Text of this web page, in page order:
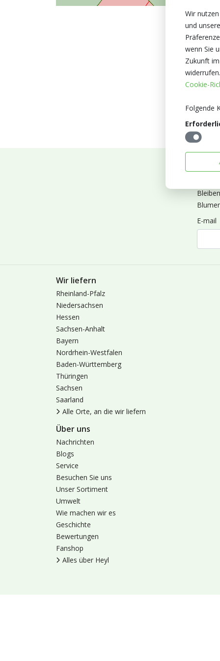
E-mail
Wir liefern
Rheinland-Pfalz
Niedersachsen
Hessen
Sachsen-Anhalt
Bayern
Nordrhein-Westfalen
Baden-Württemberg
Thüringen
Sachsen
Saarland
Alle Orte, an die wir liefern
Über uns
Nachrichten
Blogs
Service
Besuchen Sie uns
Unser Sortiment
Umwelt
Wie machen wir es
Geschichte
Bewertungen
Fanshop
Alles über Heyl
Wir
und
wenn Sie
Zukunft
Cookie-
Folgende